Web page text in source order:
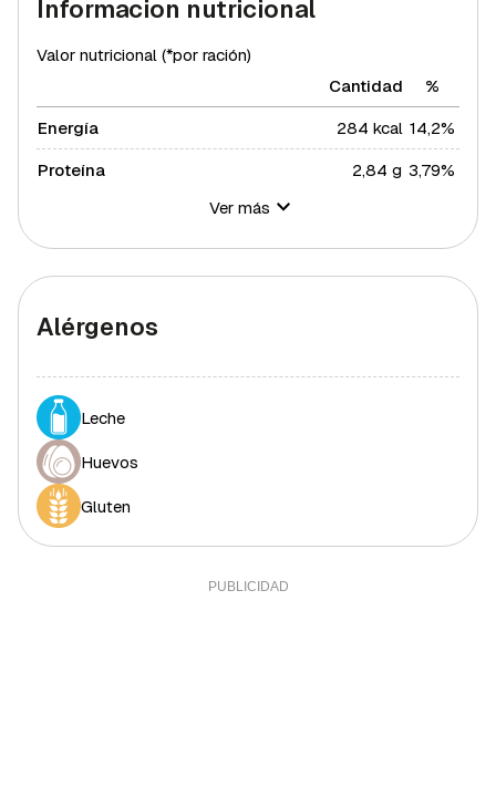
Informacion nutricional
Valor nutricional (*por ración)
Cantidad
%
Energía
284 kcal 14,2%
Proteína
2,84 g 3,79%
Azúcares
30,6 g 61,2%
Grasa saturada
Grasa polisaturada
0,11 g
1%
Grasa monosaturada
Colesterol
Fibra
Sal
0,9 g
18%
Ver más
Alérgenos
Leche
Huevos
Gluten